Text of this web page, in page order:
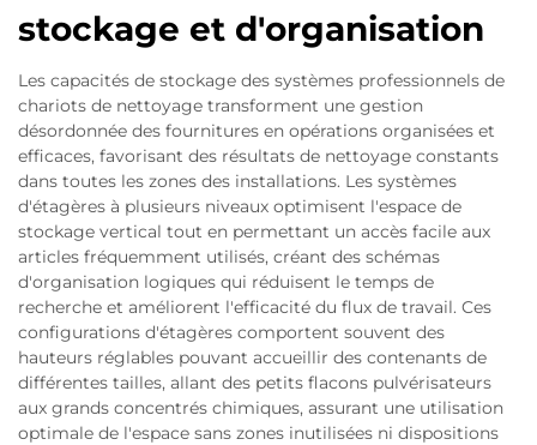
stockage et d'organisation
Les capacités de stockage des systèmes professionnels de
chariots de nettoyage transforment une gestion
désordonnée des fournitures en opérations organisées et
efficaces, favorisant des résultats de nettoyage constants
dans toutes les zones des installations. Les systèmes
d'étagères à plusieurs niveaux optimisent l'espace de
stockage vertical tout en permettant un accès facile aux
articles fréquemment utilisés, créant des schémas
d'organisation logiques qui réduisent le temps de
recherche et améliorent l'efficacité du flux de travail. Ces
configurations d'étagères comportent souvent des
hauteurs réglables pouvant accueillir des contenants de
différentes tailles, allant des petits flacons pulvérisateurs
aux grands concentrés chimiques, assurant une utilisation
optimale de l'espace sans zones inutilisées ni dispositions